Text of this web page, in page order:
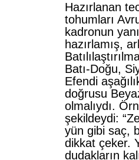
Hazırlanan
tohumları
kadronun
hazırlamış,
Batı-Doğu,
Efendi
doğrusu
olmalıydı.
şekildeydi:
yün gibi saç,
dikkat çeker.
dudakların